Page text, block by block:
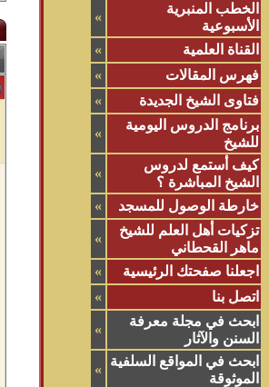
الخطب المنبرية
الأسبوعية
»
القناة العلمية
»
فهرس المقالات
»
فتاوى الشيخ الجديدة
»
برنامج الدروس اليومية
للشيخ
»
كيف أستمع لدروس
الشيخ المباشرة ؟
»
خارطة الوصول للمسجد
»
تزكيات أهل العلم للشيخ
ماهر القحطاني
»
اجعلنا صفحتك الرئيسية
»
اتصل بنا
»
ابحث في مجلة معرفة
السنن والآثار
»
ابحث في المواقع السلفية
الموثوقة
»